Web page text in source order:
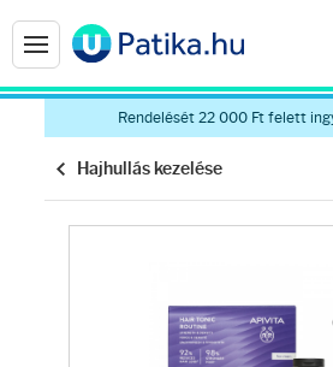
Rendelését 22 000 Ft felett
Hajhullás kezelése